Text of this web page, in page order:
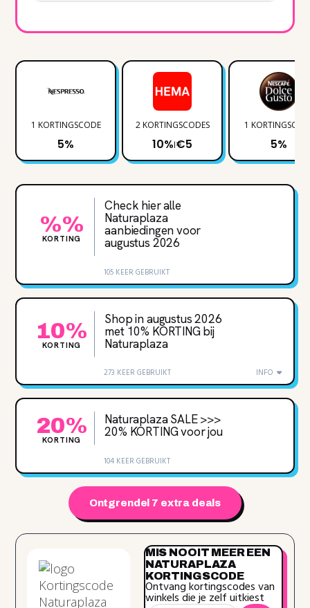
1 KORTINGSCODE
5%
2 KORTINGSCODES
10%|€5
1
5%
%%
KORTING
Check hier alle
Naturaplaza
aanbiedingen voor
augustus 2026
105 KEER GEBRUIKT
10%
KORTING
Shop in augustus 2026
met 10% KORTING bij
Naturaplaza
273 KEER GEBRUIKT INFO
20%
KORTING
Naturaplaza SALE >>>
20‌% KORTING voor jou
104 KEER GEBRUIKT
Ontgrendel 7 extra deals
MIS NOOIT MEER EEN
NATURAPLAZA
KORTINGSCODE
Ontvang kortingscodes van
winkels die je zelf uitkiest